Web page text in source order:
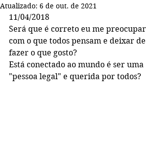
Atualizado: 6 de out. de 2021
11/04/2018
Será que é correto eu me preocupar
com o que todos pensam e deixar de
fazer o que gosto?
Está conectado ao mundo é ser uma
"pessoa legal" e querida por todos?